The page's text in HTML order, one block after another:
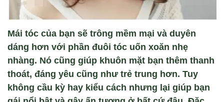
Mái tóc của bạn sẽ trông mềm mại và duyên
dáng hơn với phần đuôi tóc uốn xoăn nhẹ
nhàng. Nó cũng giúp khuôn mặt bạn thêm thanh
thoát, đáng yêu cũng như trẻ trung hơn. Tuy
không cầu kỳ hay kiểu cách nhưng lại giúp bạn